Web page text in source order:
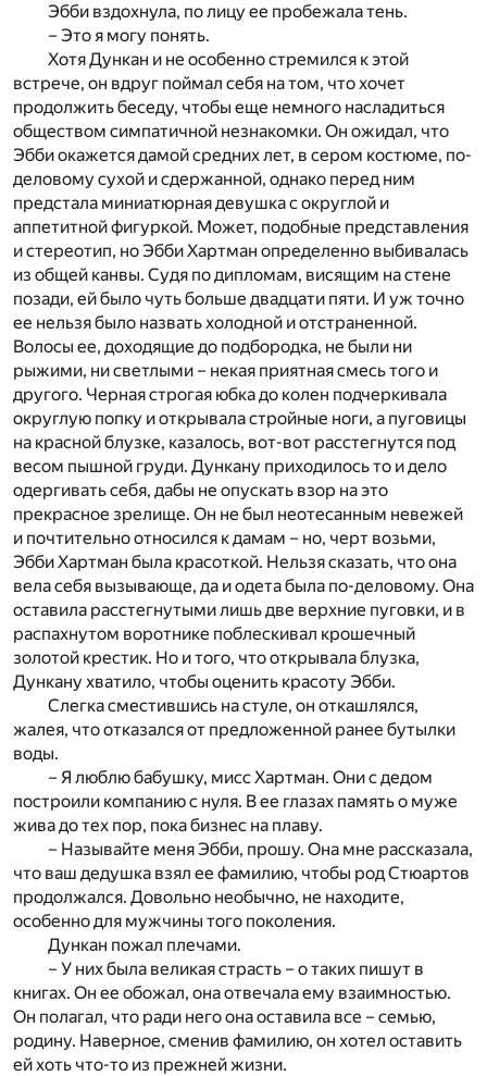
Эбби вздохнула, по лицу ее пробежала тень.
– Это я могу понять.
Хотя Дункан и не особенно стремился к этой
встрече, он вдруг поймал себя на том, что хочет
продолжить беседу, чтобы еще немного насладиться
обществом симпатичной незнакомки. Он ожидал, что
Эбби окажется дамой средних лет, в сером костюме, по-
деловому сухой и сдержанной, однако перед ним
предстала миниатюрная девушка с округлой и
аппетитной фигуркой. Может, подобные представления
и стереотип, но Эбби Хартман определенно выбивалась
из общей канвы. Судя по дипломам, висящим на стене
позади, ей было чуть больше двадцати пяти. И уж точно
ее нельзя было назвать холодной и отстраненной.
Волосы ее, доходящие до подбородка, не были ни
рыжими, ни светлыми – некая приятная смесь того и
другого. Черная строгая юбка до колен подчеркивала
округлую попку и открывала стройные ноги, а пуговицы
на красной блузке, казалось, вот-вот расстегнутся под
весом пышной груди. Дункану приходилось то и дело
одергивать себя, дабы не опускать взор на это
прекрасное зрелище. Он не был неотесанным невежей
и почтительно относился к дамам – но, черт возьми,
Эбби Хартман была красоткой. Нельзя сказать, что она
вела себя вызывающе, да и одета была по-деловому. Она
оставила расстегнутыми лишь две верхние пуговки, и в
распахнутом воротнике поблескивал крошечный
золотой крестик. Но и того, что открывала блузка,
Дункану хватило, чтобы оценить красоту Эбби.
Слегка сместившись на стуле, он откашлялся,
жалея, что отказался от предложенной ранее бутылки
воды.
– Я люблю бабушку, мисс Хартман. Они с дедом
построили компанию с нуля. В ее глазах память о муже
жива до тех пор, пока бизнес на плаву.
– Называйте меня Эбби, прошу. Она мне рассказала,
что ваш дедушка взял ее фамилию, чтобы род Стюартов
продолжался. Довольно необычно, не находите,
особенно для мужчины того поколения.
Дункан пожал плечами.
– У них была великая страсть – о таких пишут в
книгах. Он ее обожал, она отвечала ему взаимностью.
Он полагал, что ради него она оставила все – семью,
родину. Наверное, сменив фамилию, он хотел оставить
ей хоть что-то из прежней жизни.